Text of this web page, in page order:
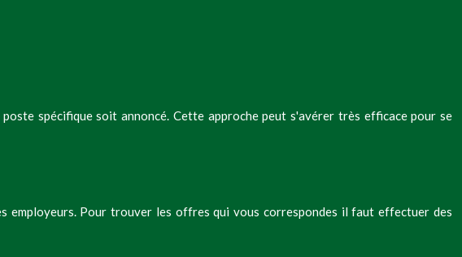
spécifique soit annoncé. Cette approche peut s'avérer très efficace pour se
employeurs. Pour trouver les offres qui vous correspondes il faut effectuer des